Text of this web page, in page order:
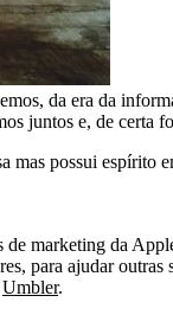
da era da
juntos e, de certa
mas possui espírito
marketing da
para ajudar
Umbler.